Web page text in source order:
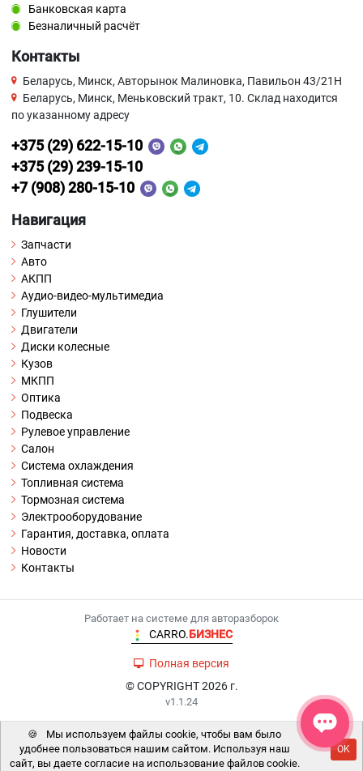
Банковская карта
Безналичный расчёт
Контакты
Беларусь, Минск, Авторынок Малиновка, Павильон 43/21Н
Беларусь, Минск, Меньковский тракт, 10. Склад находится
по указанному адресу
+375 (29) 622-15-10
+375 (29) 239-15-10
+7 (908) 280-15-10
Навигация
Запчасти
Авто
АКПП
Аудио-видео-мультимедиа
Глушители
Двигатели
Диски колесные
Кузов
МКПП
Оптика
Подвеска
Рулевое управление
Салон
Система охлаждения
Топливная система
Тормозная система
Электрооборудование
Гарантия, доставка, оплата
Новости
Контакты
Работает на системе для авторазборок
CARRO.БИЗНЕС
Полная версия
© COPYRIGHT 2026 г.
v1.1.24
🍪
Мы используем файлы cookie, чтобы вам было
удобнее пользоваться нашим сайтом. Используя наш
сайт, вы даете согласие на использование файлов cookie.
OK